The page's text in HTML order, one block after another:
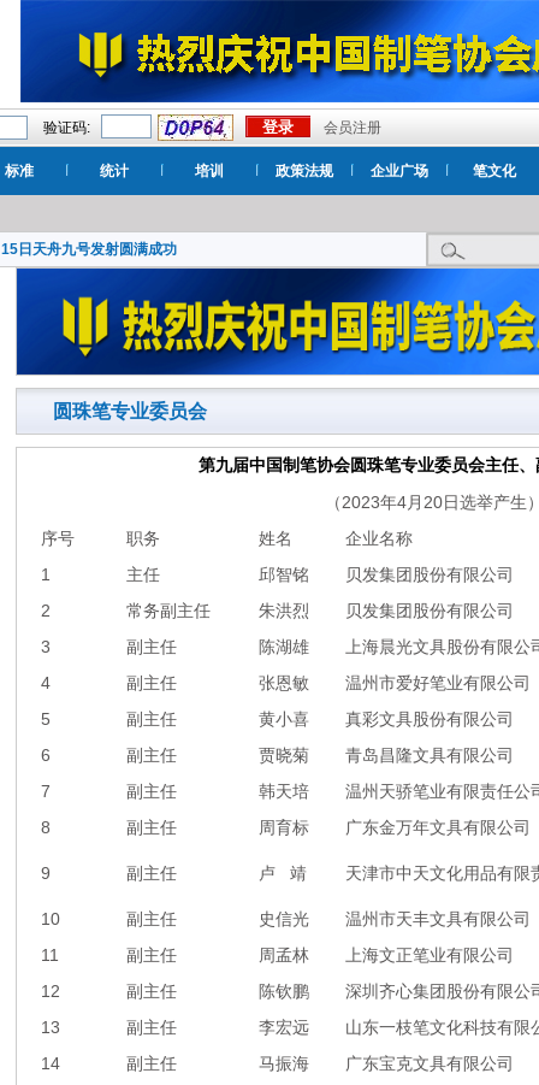
验证码: 会员注册
标准 统计 培训 政策法规 企业广场 笔文化
日天舟九号发射圆满成功
圆珠笔专业委员会
第九届中国制笔协会圆珠笔专业委员会主任
（2023年4月 20日选举产生）
序号
职务 姓名
企业名称
1
主任 邱智铭
贝发集团股份有限公司
2
常务副主任 朱洪烈
贝发集团股份有限公司
3
副主任 陈湖雄
上海晨光文具股份有限公
4
副主任 张恩敏
温州市爱好笔业有限公司
5
副主任 黄小喜
真彩文具股份有限公司
6
副主任 贾晓菊
青岛昌隆文具有限公司
7
副主任 韩天培
温州天骄笔业有限责任公
8
副主任 周育标 广东金万年文具有限公司
9 副主任 卢 靖 天津市中天文化用品有限
10 副主任 史信光
温州市天丰文具有限公司
11
副主任 周孟林
上海文正笔业有限公司
12
副主任 陈钦鹏
深圳齐心集团股份有限公
13
副主任 李宏远
山东一枝笔文化科技有限
14
副主任 马振海
广东宝克文具有限公司